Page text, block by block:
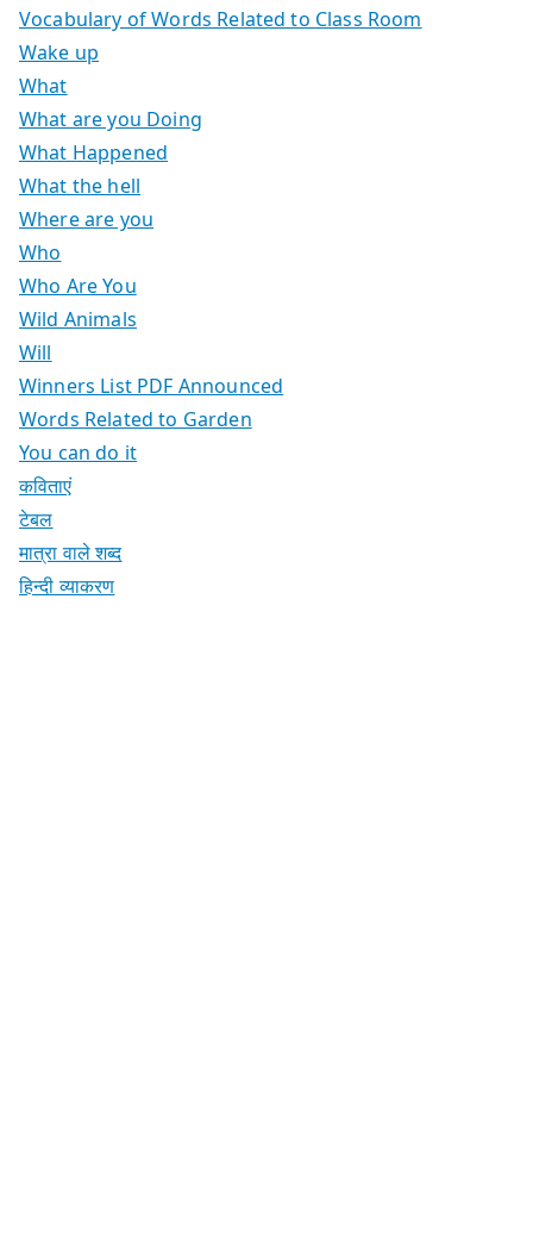
Vocabulary of Words Related to Class Room
Wake up
What
What are you Doing
What Happened
What the hell
Where are you
Who
Who Are You
Wild Animals
Will
Winners List PDF Announced
Words Related to Garden
You can do it
कविताएं
टेबल
मात्रा वाले शब्द
हिन्दी व्याकरण